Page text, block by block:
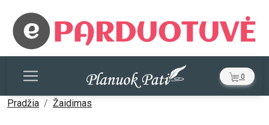
0
Pradžia Žaidimas